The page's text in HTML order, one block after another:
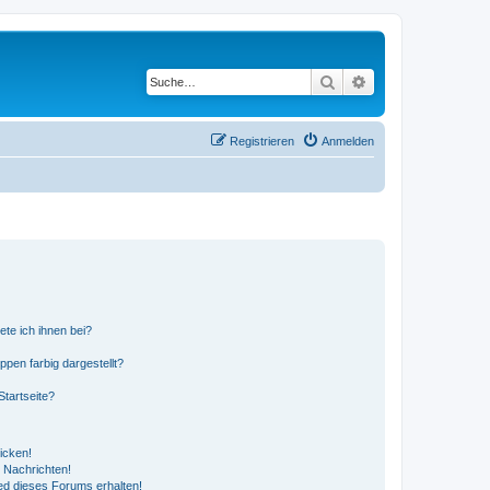
Suche
Anmelden
Registrieren
ich ihnen bei?
farbig dargestellt?
dieses Forums erhalten!